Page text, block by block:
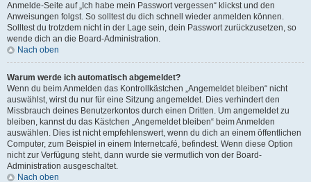
Anmelde-Seite auf „Ich habe mein Passwort vergessen“ klickst und den
Anweisungen folgst. So solltest du dich schnell wieder anmelden können.
Solltest du trotzdem nicht in der Lage sein, dein Passwort zurückzusetzen, so
wende dich an die Board-Administration.
Nach oben
Warum werde ich automatisch abgemeldet?
Wenn du beim Anmelden das Kontrollkästchen „Angemeldet bleiben“ nicht
auswählst, wirst du nur für eine Sitzung angemeldet. Dies verhindert den
Missbrauch deines Benutzerkontos durch einen Dritten. Um angemeldet zu
bleiben, kannst du das Kästchen „Angemeldet bleiben“ beim Anmelden
auswählen. Dies ist nicht empfehlenswert, wenn du dich an einem öffentlichen
Computer, zum Beispiel in einem Internetcafé, befindest. Wenn diese Option
nicht zur Verfügung steht, dann wurde sie vermutlich von der Board-
Administration ausgeschaltet.
Nach oben